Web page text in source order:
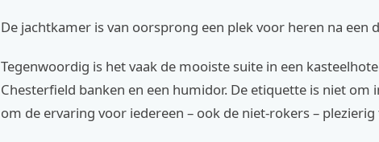
De jachtkamer is van oorsprong een plek voor heren na een
Tegenwoordig is het vaak de mooiste suite in een
Chesterfield banken en een humidor. De etiquette is niet om
om de ervaring voor iedereen – ook de niet-rokers –